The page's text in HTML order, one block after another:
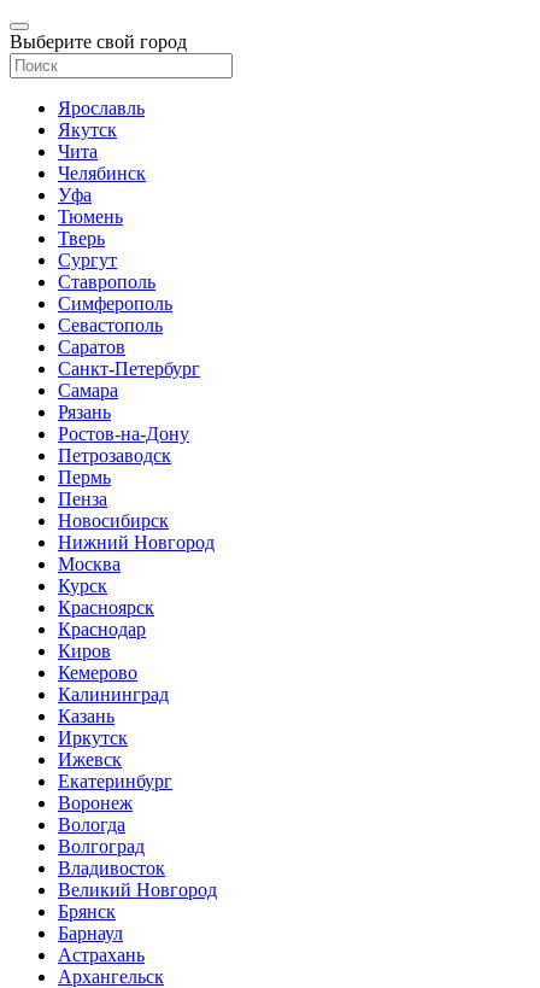
Выберите свой город
Ярославль
Якутск
Чита
Челябинск
Уфа
Тюмень
Тверь
Сургут
Ставрополь
Симферополь
Севастополь
Саратов
Санкт-Петербург
Самара
Рязань
Ростов-на-Дону
Петрозаводск
Пермь
Пенза
Новосибирск
Нижний Новгород
Москва
Курск
Красноярск
Краснодар
Киров
Кемерово
Калининград
Казань
Иркутск
Ижевск
Екатеринбург
Воронеж
Вологда
Волгоград
Владивосток
Великий Новгород
Брянск
Барнаул
Астрахань
Архангельск